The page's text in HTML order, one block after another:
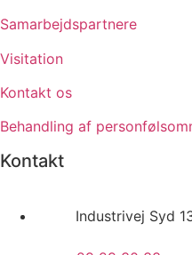
Samarbejdspartnere
Visitation
Kontakt os
Behandling af
Kontakt
Industrivej Syd